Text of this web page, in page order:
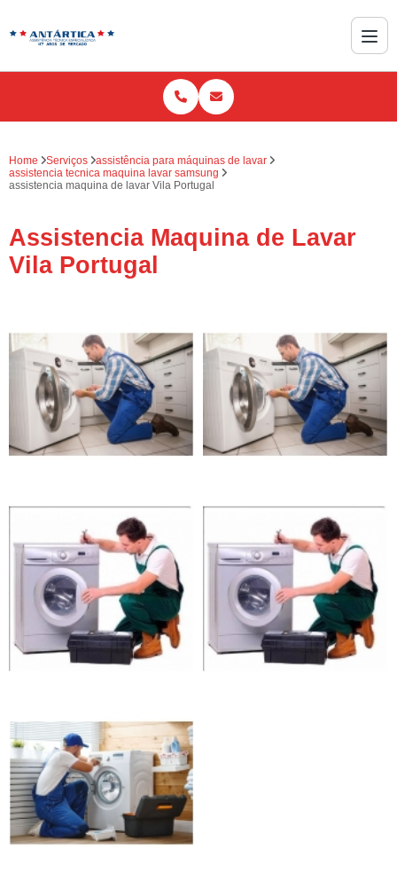
Home Serviços
assistência para máquinas de lavar
assistencia tecnica maquina lavar samsung
assistencia maquina de lavar Vila Portugal
Assistencia Maquina de Lavar
Vila Portugal